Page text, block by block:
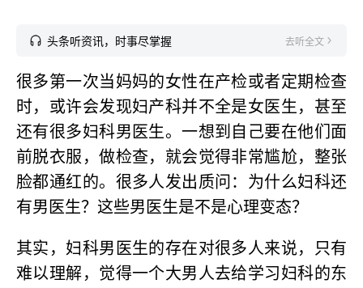
头条听资讯，时事尽掌握 去听全文
很多第一次当妈妈的女性在产检或者定期检查
时，或许会发现妇产科并不全是女医生，甚至
还有很多妇科男医生。一想到自己要在他们面
前脱衣服，做检查，就会觉得非常尴尬，整张
脸都通红的。很多人发出质问：为什么妇科还
有男医生？这些男医生是不是心理变态？
其实，妇科男医生的存在对很多人来说，只有
难以理解，觉得一个大男人去给学习妇科的东